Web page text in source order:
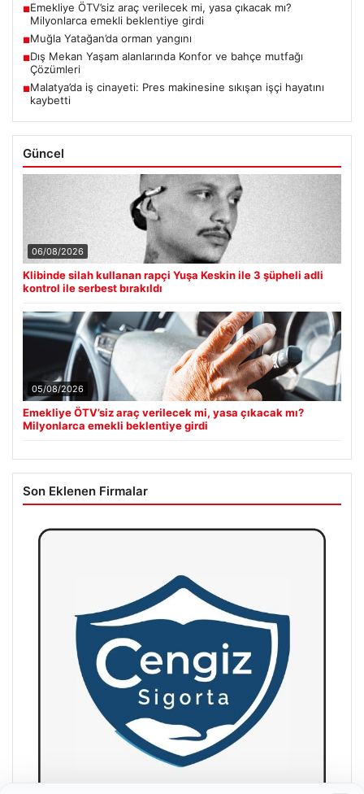
■Emekliye ÖTV’siz araç verilecek mi, yasa çıkacak mı?
Milyonlarca emekli beklentiye girdi
■Muğla Yatağan’da orman yangını
■Dış Mekan Yaşam alanlarında Konfor ve bahçe mutfağı
Çözümleri
■Malatya’da iş cinayeti: Pres makinesine sıkışan işçi hayatını
kaybetti
Güncel
06/08/2026
Klibinde silah kullanan rapçi Yuşa Keskin ile 3 şüpheli adli
kontrol ile serbest bırakıldı
05/08/2026
Emekliye ÖTV’siz araç verilecek mi, yasa çıkacak mı?
Milyonlarca emekli beklentiye girdi
Son Eklenen Firmalar